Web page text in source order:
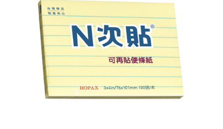
關於我們
防詐騙聲明